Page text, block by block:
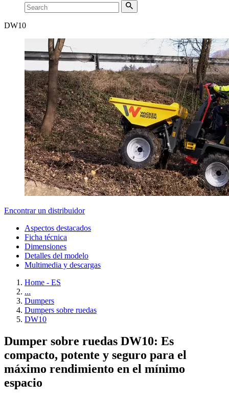
DW10
Encontrar un distribuidor
Aspectos destacados
Ficha técnica
Dimensiones
Detalles del modelo
Multimedia y descargas
Home - ES
...
Dumpers
Dumpers sobre ruedas
DW10
Dumper sobre ruedas DW10: Es
compacto, potente y seguro para el
máximo rendimiento en el mínimo
espacio